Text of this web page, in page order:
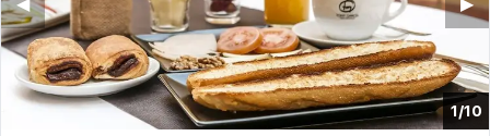
1/10